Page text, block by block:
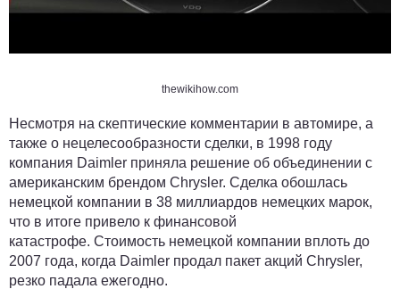
thewikihow.com
Несмотря на скептические комментарии в автомире, а
также о нецелесообразности сделки, в 1998 году
компания Daimler приняла решение об объединении с
американским брендом Chrysler. Сделка обошлась
немецкой компании в 38 миллиардов немецких марок,
что в итоге привело к финансовой
катастрофе. Стоимость немецкой компании вплоть до
2007 года, когда Daimler продал пакет акций Chrysler,
резко падала ежегодно.